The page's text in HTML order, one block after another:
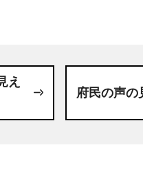
え
府民の声の